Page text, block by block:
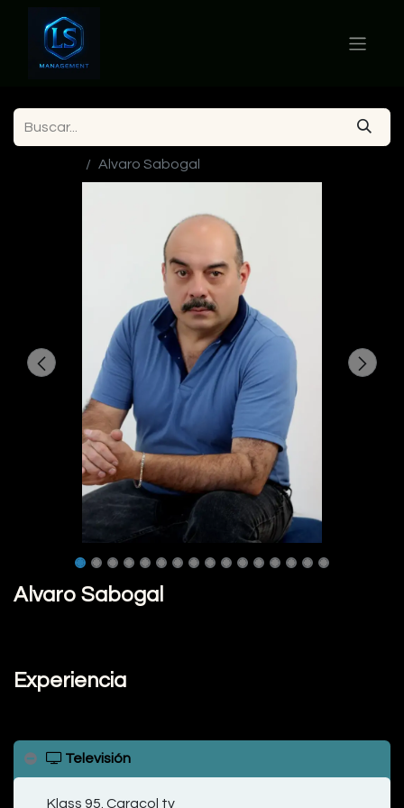
Alvaro Sabogal
Alvaro Sabogal
Experiencia
Televisión
Klass 95. Caracol tv